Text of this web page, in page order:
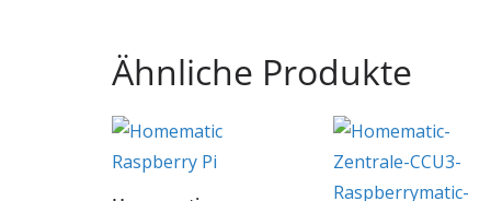
weist
mehrere
Varianten
auf.
Ähnliche Produkte